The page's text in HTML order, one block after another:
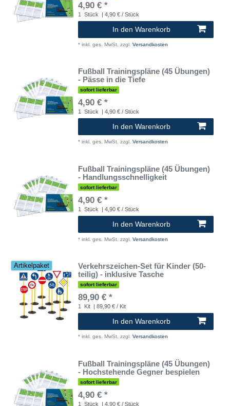
4,90 € *
1 Stück | 4,90 € / Stück
In den Warenkorb
* inkl. ges. MwSt. zzgl. Versandkosten
Fußball Trainingspläne (45 Übungen)
- Pässe in die Tiefe
sofort lieferbar
4,90 € *
1 Stück | 4,90 € / Stück
In den Warenkorb
* inkl. ges. MwSt. zzgl. Versandkosten
Fußball Trainingspläne (45 Übungen)
- Handlungsschnelligkeit
sofort lieferbar
4,90 € *
1 Stück | 4,90 € / Stück
In den Warenkorb
* inkl. ges. MwSt. zzgl. Versandkosten
Artikelpaket
Verkehrszeichen-Set für Kinder (50-
teilig) - inklusive Tasche
sofort lieferbar
89,90 € *
1 Kit | 89,90 € / Kit
In den Warenkorb
* inkl. ges. MwSt. zzgl. Versandkosten
Fußball Trainingspläne (45 Übungen)
- Hochstehende Gegner bespielen
sofort lieferbar
4,90 € *
1 Stück | 4,90 € / Stück